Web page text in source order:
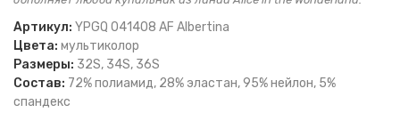
Артикул: YPGQ 041408 AF Albertina
Цвета: мультиколор
Размеры: 32S, 34S, 36S
Состав: 72% полиамид, 28% эластан, 95% нейлон, 5%
спандекс